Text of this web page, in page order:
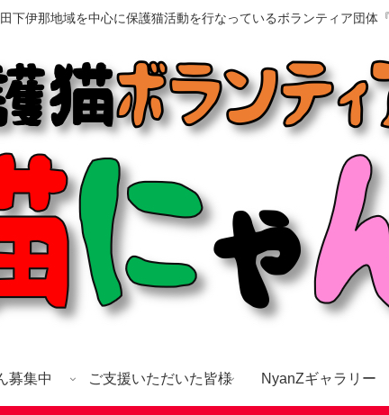
下伊那地域を中心に保護猫活動を行なっているボランティア団体
募集中 ご支援いただいた皆様 NyanZギャラリー